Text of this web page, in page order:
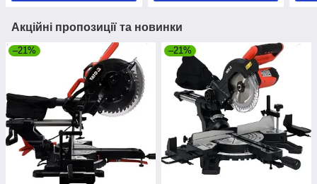
Акційні пропозиції та новинки
–21% –21%